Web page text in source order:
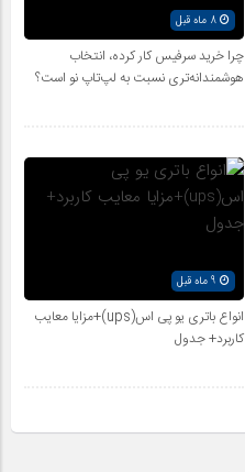
چرا خرید سرفیس کار کرده، انتخاب
هوشمندانه‌تری نسبت به لپ‌تاپ نو است؟
انواع باتری یو پی اس(ups)+مزایا معایب
کاربرد+ جدول